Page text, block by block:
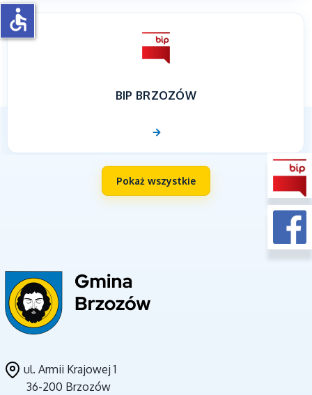
BIP BRZOZÓW
Pokaż wszystkie
ul. Armii Krajowej 1
36-200 Brzozów
accessible